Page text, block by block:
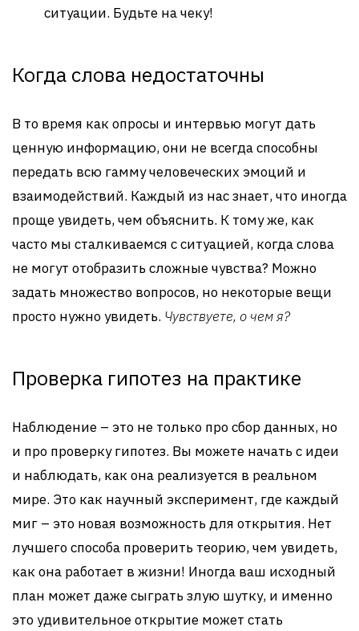
ситуации. Будьте на чеку!
Когда слова недостаточны
В то время как опросы и интервью могут дать
ценную информацию, они не всегда способны
передать всю гамму человеческих эмоций и
взаимодействий. Каждый из нас знает, что иногда
проще увидеть, чем объяснить. К тому же, как
часто мы сталкиваемся с ситуацией, когда слова
не могут отобразить сложные чувства? Можно
задать множество вопросов, но некоторые вещи
просто нужно увидеть. Чувствуете, о чем я?
Проверка гипотез на практике
Наблюдение – это не только про сбор данных, но
и про проверку гипотез. Вы можете начать с идеи
и наблюдать, как она реализуется в реальном
мире. Это как научный эксперимент, где каждый
миг – это новая возможность для открытия. Нет
лучшего способа проверить теорию, чем увидеть,
как она работает в жизни! Иногда ваш исходный
план может даже сыграть злую шутку, и именно
это удивительное открытие может стать